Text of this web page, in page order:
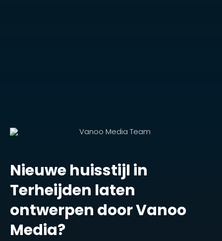
Nieuwe huisstijl in
Terheijden laten
ontwerpen door Vanoo
Media?